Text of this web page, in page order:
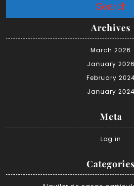
Search
Archives
March 2026
January 2026
February
January 2024
Meta
Log in
Categories